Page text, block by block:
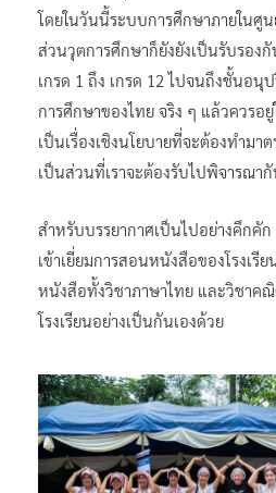
โดยในวันนี้ระบบการศึกษาภายในศู
ส่วนวุตการศึกษาก็ยังยังเป็นรับรอง
เกรด 1 ถึง เกรด 12 ไปจนถึงชั้นอ
การศึกษาของไทย จริง ๆ แล้วควรอ
เป็นเรื่องเชิงนโยบายที่จะต้องทำมา
เป็นส่วนที่เราจะต้องรับไปพิจารณา
สำหรับบรรยากาศเป็นไปอย่างคึกคั
เข้าเยี่ยมการสอนหนังสือของโรงเ
หนังสือทั้งวิชาภาษาไทย และวิชาค
โรงเรียนอย่างเป็นกันเองด้วย